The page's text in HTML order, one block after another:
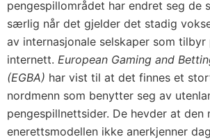
pengespillområdet har endret seg de
særlig når det gjelder det stadig
av internasjonale selskaper som tilbyr
internett. European Gaming and
(EGBA) har vist til at det finnes et
nordmenn som benytter seg av
pengespillnettsider. De hevder at den
enerettsmodellen ikke anerkjenner